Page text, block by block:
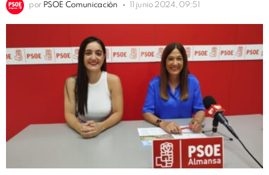
por PSOE Comunicación 11 junio 2024, 09:51